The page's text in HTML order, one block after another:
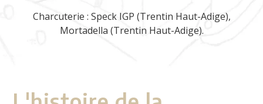
Charcuterie : Speck IGP (Trentin Haut-Adige),
Mortadella (Trentin Haut-Adige).